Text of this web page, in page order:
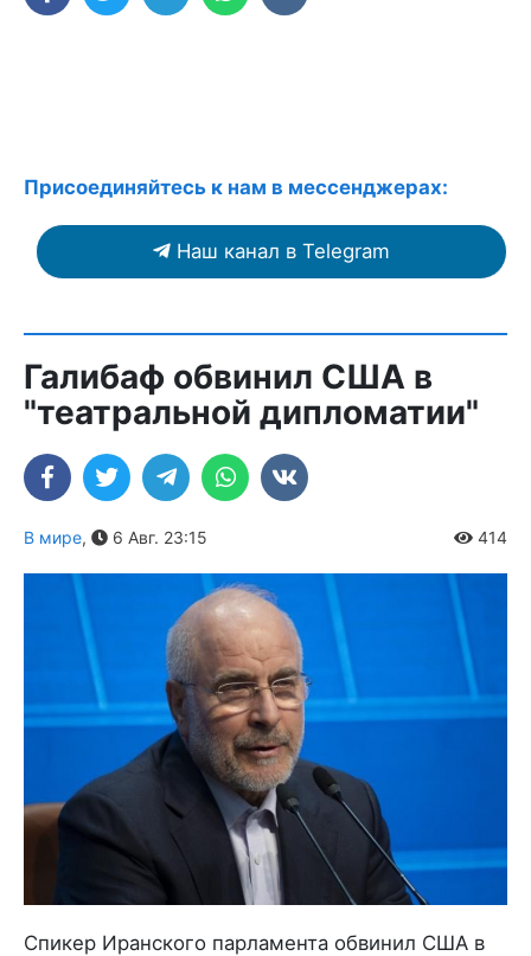
Присоединяйтесь к нам в мессенджерах:
Наш канал в Telegram
Галибаф обвинил США в
"театральной дипломатии"
В мире, 6 Авг. 23:15 414
Спикер Иранского парламента обвинил США в